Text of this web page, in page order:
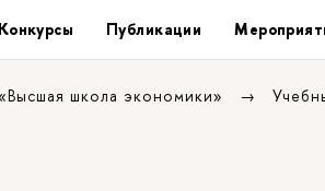
Публикации
школа экономики»